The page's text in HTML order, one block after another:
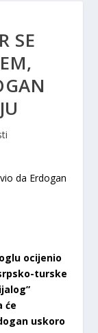
SE
ocijenio
turske
će
uskoro